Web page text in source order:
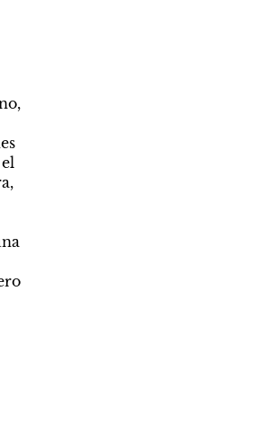
A cuarenta años de la guerra y ante la presencia de innumerables libros que estudian el fenómeno,